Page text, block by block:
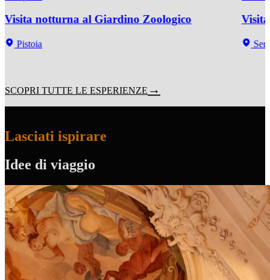
Visita notturna al Giardino Zoologico
Pistoia
SCOPRI TUTTE LE ESPERIENZE
Lasciati ispirare
Idee di viaggio